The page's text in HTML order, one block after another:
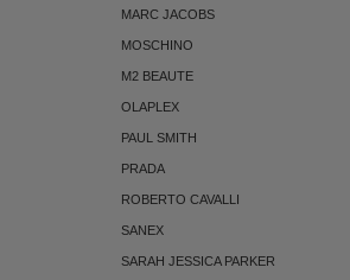
MARC JACOBS
MOSCHINO
M2 BEAUTE
OLAPLEX
PAUL SMITH
PRADA
ROBERTO CAVALLI
SANEX
SARAH JESSICA PARKER